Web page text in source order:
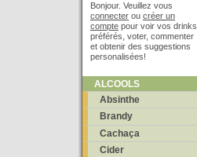
Bonjour. Veuillez vous
connecter ou créer un
compte pour voir vos drinks
préférés, voter, commenter
et obtenir des suggestions
personalisées!
ALCOOLS
Absinthe
Brandy
Cachaça
Cider